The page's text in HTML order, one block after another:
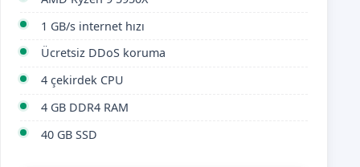
1 GB/s internet hızı
Ücretsiz DDoS koruma
4 çekirdek CPU
4 GB DDR4 RAM
40 GB SSD